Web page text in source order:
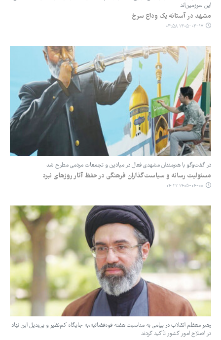
این سرزمین‌اند
مشهد در آستانه یک وداع سرخ
۱۴۰۵-۰۴-۱۷ ۰۴:۵۸
در گفت‌وگو با هنرمندان مشهدی فعال در میادین و تجمعات مردمی مطرح شد
مسئولیت رسانه و سیاست‌گذاران فرهنگی در حفظ آثار روزهای نبرد
۱۴۰۵-۰۴-۰۸ ۰۴:۲۲
رهبر معظم انقلاب در پیامی به مناسبت هفته قوه‌قضائیه،به جایگاه کم‌نظیر و بی‌بدیل این نهاد
در اصلاح امور کشور تأکید کردند